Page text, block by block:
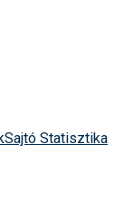
Sajtó Statisztika